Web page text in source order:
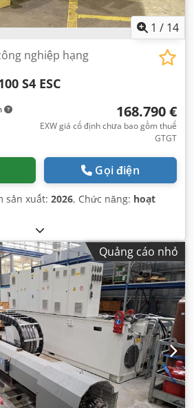
1 / 14
nghiệp hạng
S4 ESC
168.790 €
EXW giá cố định chưa bao gồm thuế
GTGT
Gọi điện
sản xuất: 2026, Chức năng: hoạt
Quảng cáo nhỏ